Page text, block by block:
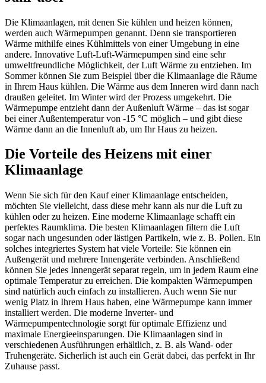
Die Klimaanlagen, mit denen Sie kühlen und heizen können,
werden auch Wärmepumpen genannt. Denn sie transportieren
Wärme mithilfe eines Kühlmittels von einer Umgebung in eine
andere. Innovative Luft-Luft-Wärmepumpen sind eine sehr
umweltfreundliche Möglichkeit, der Luft Wärme zu entziehen. Im
Sommer können Sie zum Beispiel über die Klimaanlage die Räume
in Ihrem Haus kühlen. Die Wärme aus dem Inneren wird dann nach
draußen geleitet. Im Winter wird der Prozess umgekehrt. Die
Wärmepumpe entzieht dann der Außenluft Wärme – das ist sogar
bei einer Außentemperatur von -15 °C möglich – und gibt diese
Wärme dann an die Innenluft ab, um Ihr Haus zu heizen.
Die Vorteile des Heizens mit einer
Klimaanlage
Wenn Sie sich für den Kauf einer Klimaanlage entscheiden,
möchten Sie vielleicht, dass diese mehr kann als nur die Luft zu
kühlen oder zu heizen. Eine moderne Klimaanlage schafft ein
perfektes Raumklima. Die besten Klimaanlagen filtern die Luft
sogar nach ungesunden oder lästigen Partikeln, wie z. B. Pollen. Ein
solches integriertes System hat viele Vorteile: Sie können ein
Außengerät und mehrere Innengeräte verbinden. Anschließend
können Sie jedes Innengerät separat regeln, um in jedem Raum eine
optimale Temperatur zu erreichen. Die kompakten Wärmepumpen
sind natürlich auch einfach zu installieren. Auch wenn Sie nur
wenig Platz in Ihrem Haus haben, eine Wärmepumpe kann immer
installiert werden. Die moderne Inverter- und
Wärmepumpentechnologie sorgt für optimale Effizienz und
maximale Energieeinsparungen. Die Klimaanlagen sind in
verschiedenen Ausführungen erhältlich, z. B. als Wand- oder
Truhengeräte. Sicherlich ist auch ein Gerät dabei, das perfekt in Ihr
Zuhause passt.